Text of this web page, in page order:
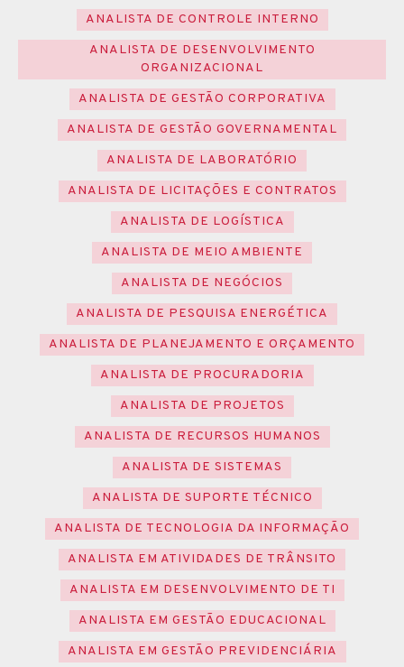
ANALISTA DE CONTROLE INTERNO
ANALISTA DE DESENVOLVIMENTO
ORGANIZACIONAL
ANALISTA DE GESTÃO CORPORATIVA
ANALISTA DE GESTÃO GOVERNAMENTAL
ANALISTA DE LABORATÓRIO
ANALISTA DE LICITAÇÕES E CONTRATOS
ANALISTA DE LOGÍSTICA
ANALISTA DE MEIO AMBIENTE
ANALISTA DE NEGÓCIOS
ANALISTA DE PESQUISA ENERGÉTICA
ANALISTA DE PLANEJAMENTO E ORÇAMENTO
ANALISTA DE PROCURADORIA
ANALISTA DE PROJETOS
ANALISTA DE RECURSOS HUMANOS
ANALISTA DE SISTEMAS
ANALISTA DE SUPORTE TÉCNICO
ANALISTA DE TECNOLOGIA DA INFORMAÇÃO
ANALISTA EM ATIVIDADES DE TRÂNSITO
ANALISTA EM DESENVOLVIMENTO DE TI
ANALISTA EM GESTÃO EDUCACIONAL
ANALISTA EM GESTÃO PREVIDENCIÁRIA